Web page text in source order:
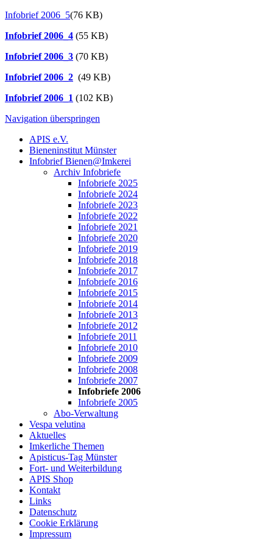
Infobrief 2006_5(76 KB)
Infobrief 2006_4 (55 KB)
Infobrief 2006_3 (70 KB)
Infobrief 2006_2 (49 KB)
Infobrief 2006_1 (102 KB)
Navigation überspringen
APIS e.V.
Bieneninstitut Münster
Infobrief Bienen@Imkerei
Archiv Infobriefe
Infobriefe 2025
Infobriefe 2024
Infobriefe 2023
Infobriefe 2022
Infobriefe 2021
Infobriefe 2020
Infobriefe 2019
Infobriefe 2018
Infobriefe 2017
Infobriefe 2016
Infobriefe 2015
Infobriefe 2014
Infobriefe 2013
Infobriefe 2012
Infobriefe 2011
Infobriefe 2010
Infobriefe 2009
Infobriefe 2008
Infobriefe 2007
Infobriefe 2006
Infobriefe 2005
Abo-Verwaltung
Vespa velutina
Aktuelles
Imkerliche Themen
Apisticus-Tag Münster
Fort- und Weiterbildung
APIS Shop
Kontakt
Links
Datenschutz
Cookie Erklärung
Impressum